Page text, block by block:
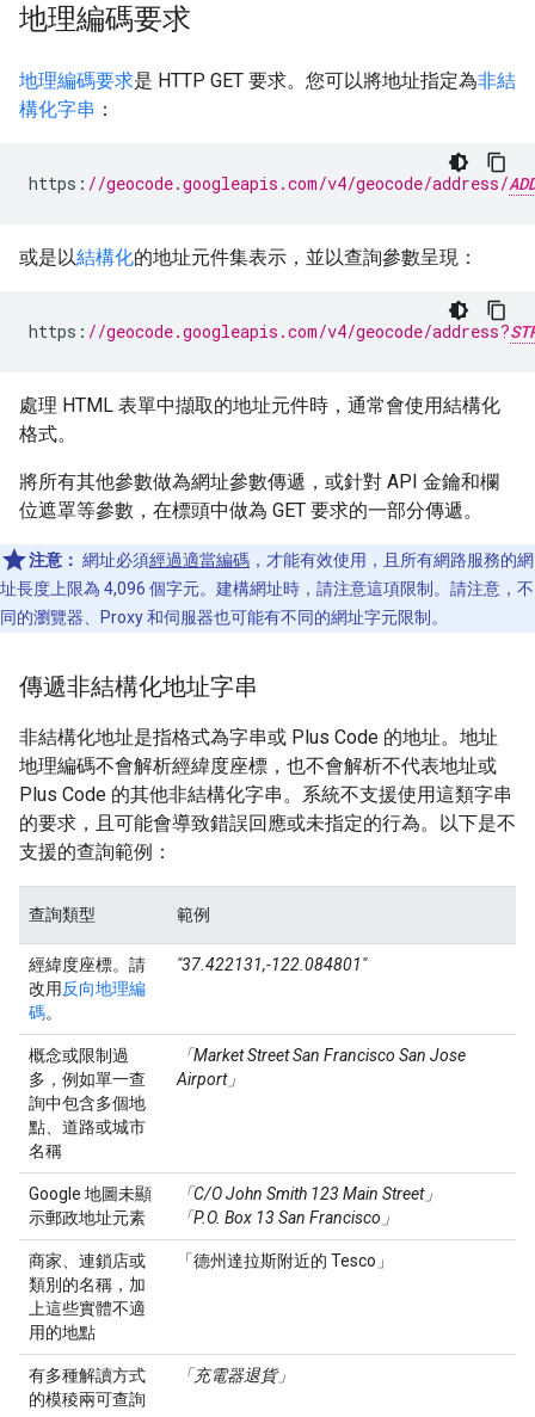
地理編碼要求
地理編碼要求是 HTTP GET 要求。您可以將地址指定為非結
構化字串 ：
https : //geocode.googleapis.com/v4/geocode/address/
或是以結構化的地址元件集表示，並以查詢參數呈現：
https : //geocode.googleapis.com/v4/geocode/address?
處理 HTML 表單中擷取的地址元件時，通常會使用結構化
格式。
將所有其他參數做為網址參數傳遞，或針對 API 金鑰和欄
位遮罩等參數，在標頭中做為 GET 要求的一部分傳遞。
注意： 網址必須經過適當編碼 ，才能有效使用，且所有網路服務的網
址長度上限為 4,096 個字元。建構網址時，請注意這項限制。請注意，不
同的瀏覽器、Proxy 和伺服器也可能有不同的網址字元限制。
傳遞非結構化地址字串
非結構化地址是指格式為字串或 Plus Code 的地址。地址
地理編碼不會解析經緯度座標，也不會解析不代表地址或
Plus Code 的其他非結構化字串。系統不支援使用這類字串
的要求，且可能會導致錯誤回應或未指定的行為。以下是不
支援的查詢範例：
查詢類型 範例
經緯度座標。請
改用 反向地理編
碼。
"37.422131,-122.084801"
概念或限制過
多，例如單一查
詢中包含多個地
點、道路或城市
名稱
「Market Street San Francisco San Jose
Airport」
Google 地圖未顯
示郵政地址元素
「C/O John Smith 123 Main Street」
「P.O. Box 13 San Francisco」
商家、連鎖店或
類別的名稱，加
上這些實體不適
用的地點
「德州達拉斯附近的 Tesco」
有多種解讀方式
的模稜兩可查詢
「充電器退貨」